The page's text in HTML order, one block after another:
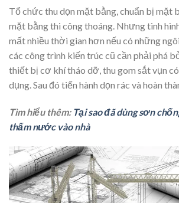
Tổ chức thu dọn mặt bằng, chuẩn bị mặt
mặt bằng thi công thoáng. Nhưng tình
mất nhiều thời gian hơn nếu có những
các công trình kiến trúc cũ cần phải phá
thiết bị cơ khí tháo dỡ, thu gom sắt vụn
dụng. Sau đó tiến hành dọn rác và hoàn
Tìm hiểu thêm: Tại sao đã dùng sơn
thấm nước vào nhà